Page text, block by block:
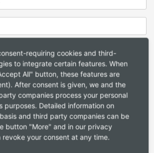
requiring cookies and third-
to integrate certain features. When
All" button, these features are
After consent is given, we and the
companies process your personal
purposes. Detailed information on
and third party companies can be
button "More" and in our privacy
revoke your consent at any time.